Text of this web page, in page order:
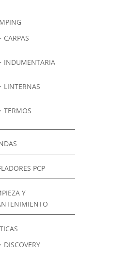
CARPAS
INDUMENTARIA
LINTERNAS
TERMOS
PCP
Y
DISCOVERY